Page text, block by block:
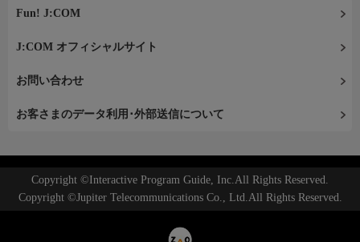
Fun! J:COM
J:COM オフィシャルサイト
お問い合わせ
お客さまのデータ利用･外部送信について
Copyright ©Interactive Program Guide, Inc.All Rights Reserved.
Copyright ©Jupiter Telecommunications Co., Ltd.All Rights Reserved.